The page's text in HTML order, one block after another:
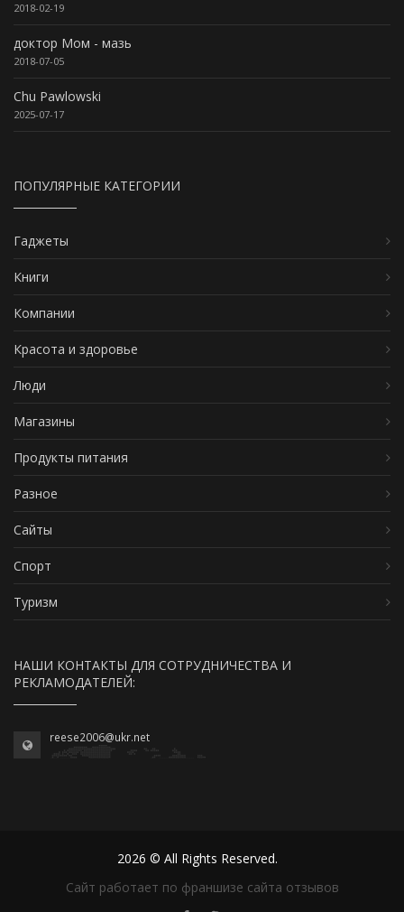
2018-02-19
доктор Мом - мазь
2018-07-05
Chu Pawlowski
2025-07-17
ПОПУЛЯРНЫЕ КАТЕГОРИИ
Гаджеты
Книги
Компании
Красота и здоровье
Люди
Магазины
Продукты питания
Разное
Сайты
Спорт
Туризм
НАШИ КОНТАКТЫ ДЛЯ СОТРУДНИЧЕСТВА И
РЕКЛАМОДАТЕЛЕЙ:
reese2006@ukr.net
2026 © All Rights Reserved.
Сайт работает по франшизе сайта отзывов